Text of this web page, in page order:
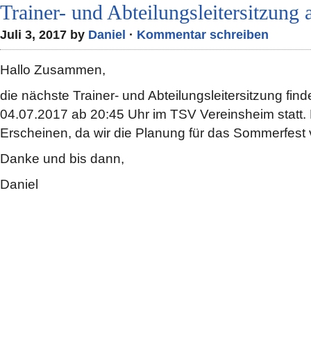
Trainer- und Abteilungsleitersitzung
Juli 3, 2017 by Daniel · Kommentar schreiben
Hallo Zusammen,
die nächste Trainer- und Abteilungsleitersitzung
04.07.2017 ab 20:45 Uhr im TSV Vereinsheim
Erscheinen, da wir die Planung für das
Danke und bis dann,
Daniel